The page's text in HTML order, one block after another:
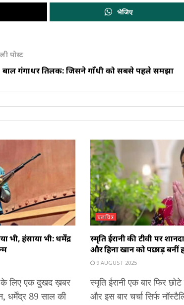
भेजिए
पोस्ट
बाल गंगाधर तिलक: जिसने गाँधी को सबसे पहले समझा
भी, हंसाया भी: धर्मेंद्र
लिए एक दुखद ख़बर
धर्मेंद्र 89 साल की
चलचित्र
स्मृति ईरानी की टीवी पर
और हिना खान को पछाड़ बनीं
9 AUGUST 2025
स्मृति ईरानी एक बार फिर
और इस बार चर्चा सिर्फ